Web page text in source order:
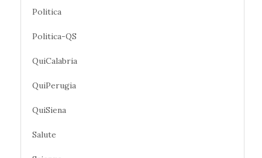
Politica
Politica-QS
QuiCalabria
QuiPerugia
QuiSiena
Salute